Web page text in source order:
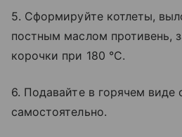
5. Сформируйте котлеты,
постным маслом противень,
корочки при 180 °C.
6. Подавайте в горячем виде
самостоятельно.